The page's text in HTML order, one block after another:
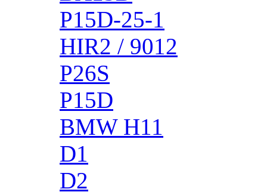
P15D-25-1
HIR2 / 9012
P26S
P15D
BMW H11
D1
D2